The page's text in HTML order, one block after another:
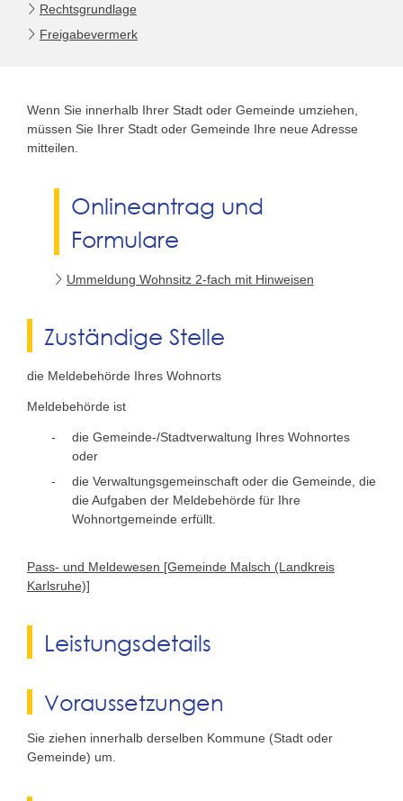
Rechtsgrundlage
Freigabevermerk
Wenn Sie innerhalb Ihrer Stadt oder Gemeinde umziehen,
müssen Sie Ihrer Stadt oder Gemeinde Ihre neue Adresse
mitteilen.
Onlineantrag und
Formulare
Ummeldung Wohnsitz 2-fach mit Hinweisen
Zuständige Stelle
die Meldebehörde Ihres Wohnorts
Meldebehörde ist
die Gemeinde-/Stadtverwaltung Ihres Wohnortes
oder
die Verwaltungsgemeinschaft oder die Gemeinde, die
die Aufgaben der Meldebehörde für Ihre
Wohnortgemeinde erfüllt.
Pass- und Meldewesen [Gemeinde Malsch (Landkreis
Karlsruhe)]
Leistungsdetails
Voraussetzungen
Sie ziehen innerhalb derselben Kommune (Stadt oder
Gemeinde) um.